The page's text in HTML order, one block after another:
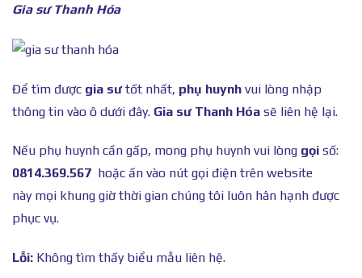
Gia sư Thanh Hóa
Để tìm được gia sưtốt nhất, phụ huynh vui lòng nhập
thông tin vào ô dưới đây. Gia sư Thanh Hóa sẽ liên hệ lại.
Nếu phụ huynh cần gấp, mong phụ huynh vui lòng gọi số:
0814.369.567 hoặc ấn vào nút gọi điện trên website
này mọi khung giờ thời gian chúng tôi luôn hân hạnh được
phục vụ.
Lỗi: Không tìm thấy biểu mẫu liên hệ.